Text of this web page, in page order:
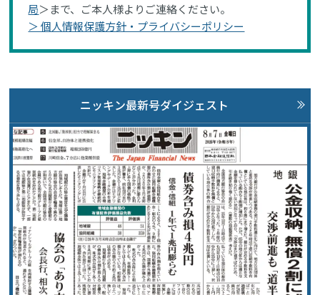
局＞まで、ご本人様よりご連絡ください。
＞ 個人情報保護方針・プライバシーポリシー
ニッキン最新号ダイジェスト